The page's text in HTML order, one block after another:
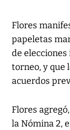
Flores
papeletas
de
torneo, y que
acuerdos
Flores
la Nómina 2,